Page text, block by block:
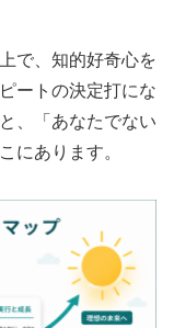
で、知的好奇心を
ートの決定打にな
、「あなたでない
にあります。